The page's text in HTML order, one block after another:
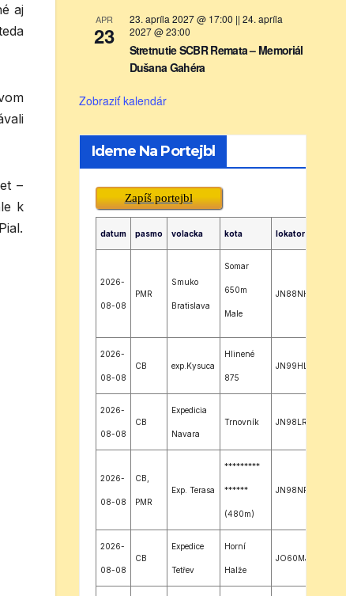
aj
–
k
APR
23
23. apríla 2027 @ 17:00 || 24. apríla
2027 @ 23:00
Stretnutie SCBR Remata – Memoriál
Dušana Gahéra
Zobraziť kalendár
Ideme Na Portejbl
Zapíš portejbl
datum pasmo volacka kota lokator
2026-
08-08
PMR
Smuko
Bratislava
Somar
650m
Male
Karpaty
JN88NH
2026-
08-08
CB exp.Kysuca
Hlinené
875
JN99HL
2026-
08-08
CB
Expedicia
Navara
Trnovník JN98LR
2026-
08-08
CB,
PMR
Exp. Terasa
*********
******
(480m)
JN98NR
2026-
08-08
CB
Expedice
Tetřev
Horní
Halže
JO60MJ